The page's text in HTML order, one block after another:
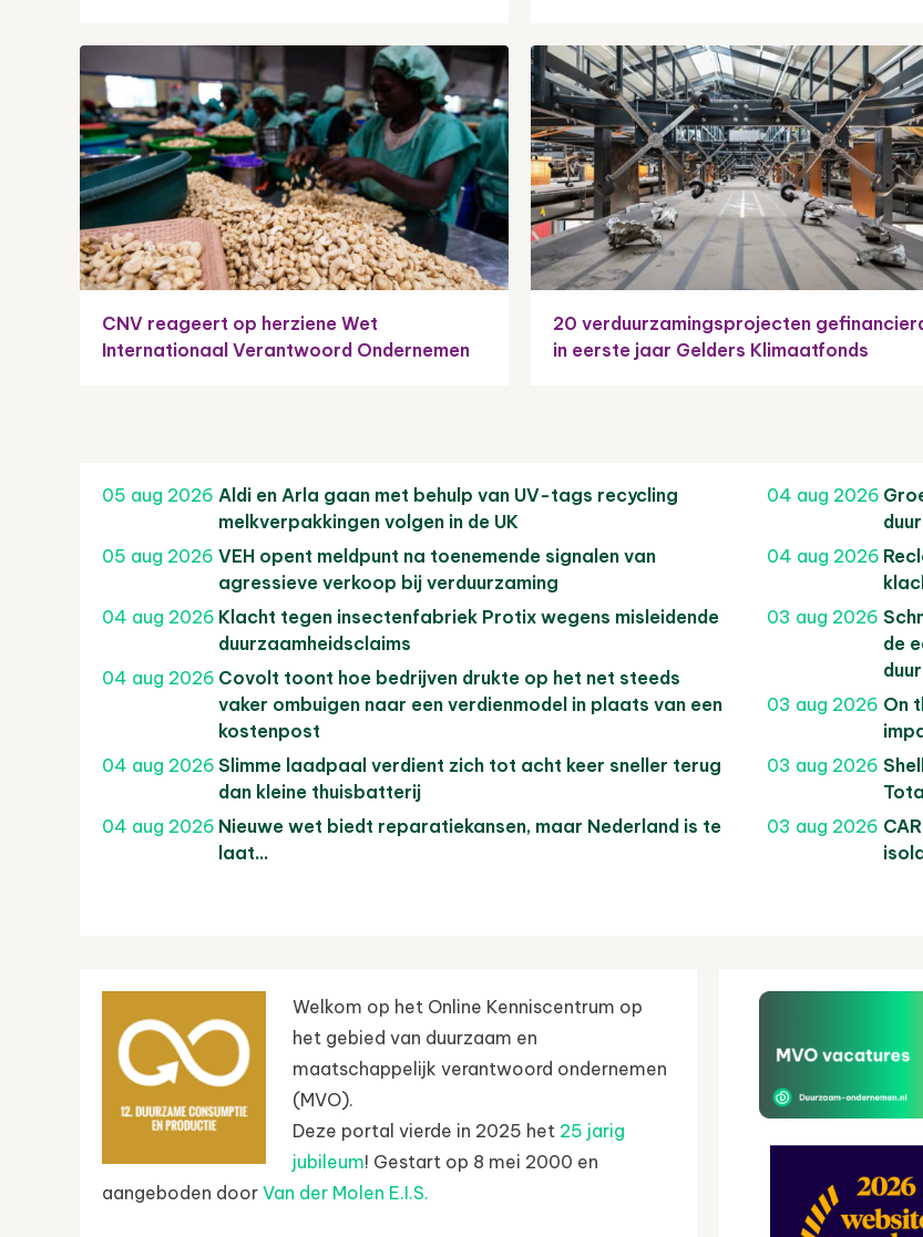
CNV reageert op herziene Wet
Internationaal Verantwoord Ondernemen
20 verduurzamingsprojecten
in eerste jaar Gelders Klimaatfonds
05 aug 2026 Aldi en Arla gaan met behulp van UV-tags recycling
melkverpakkingen volgen in de UK
05 aug 2026 VEH opent meldpunt na toenemende signalen van
agressieve verkoop bij verduurzaming
04 aug 2026 Klacht tegen insectenfabriek Protix wegens misleidende
duurzaamheidsclaims
04 aug 2026 Covolt toont hoe bedrijven drukte op het net steeds
vaker ombuigen naar een verdienmodel in plaats van een
kostenpost
04 aug 2026 Slimme laadpaal verdient zich tot acht keer sneller terug
dan kleine thuisbatterij
04 aug 2026 Nieuwe wet biedt reparatiekansen, maar Nederland is te
laat…
04 aug 2026
04 aug 2026
03 aug 2026
de
03 aug 2026 On
03 aug 2026
03 aug 2026
Welkom op het Online Kenniscentrum op
het gebied van duurzaam en
maatschappelijk verantwoord ondernemen
(MVO).
Deze portal vierde in 2025 het 25 jarig
jubileum! Gestart op 8 mei 2000 en
aangeboden door Van der Molen E.I.S.